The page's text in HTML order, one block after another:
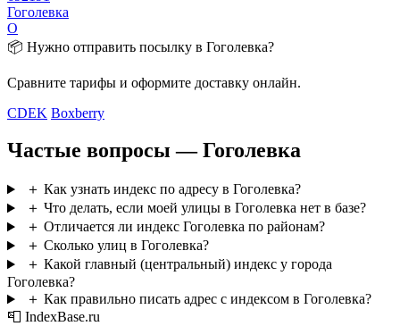
Гоголевка
О
📦 Нужно отправить посылку в Гоголевка?
Сравните тарифы и оформите доставку онлайн.
CDEK Boxberry
Частые вопросы — Гоголевка
＋ Как узнать индекс по адресу в Гоголевка?
＋ Что делать, если моей улицы в Гоголевка нет в базе?
＋ Отличается ли индекс Гоголевка по районам?
＋ Сколько улиц в Гоголевка?
＋ Какой главный (центральный) индекс у города
Гоголевка?
＋ Как правильно писать адрес с индексом в Гоголевка?
📮 IndexBase.ru